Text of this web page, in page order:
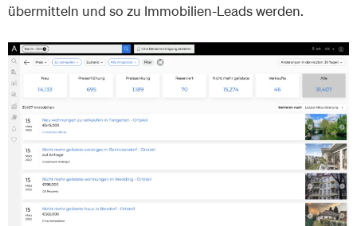
übermitteln und so zu Immobilien-Leads werden.